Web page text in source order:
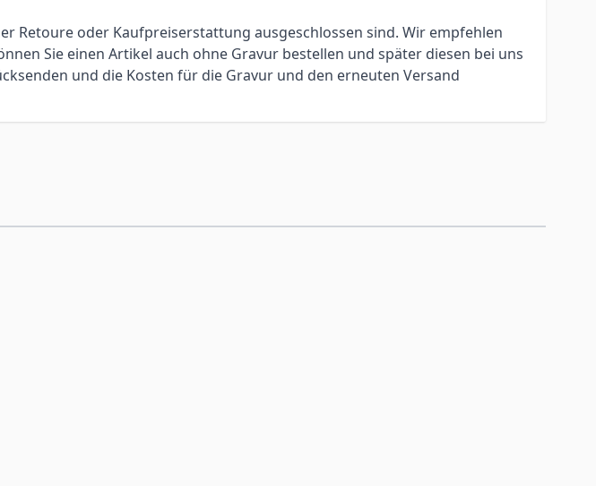
Retoure oder Kaufpreiserstattung ausgeschlossen sind. Wir empfehlen
Sie einen Artikel auch ohne Gravur bestellen und später diesen bei uns
und die Kosten für die Gravur und den erneuten Versand